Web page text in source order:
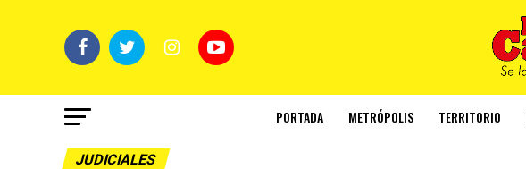
PORTADA METRÓPOLIS TERRITORIO
JUDICIALES